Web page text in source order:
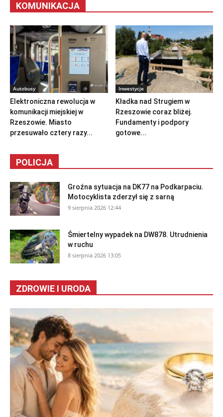
KOMUNIKACJA
Autobusy
Elektroniczna rewolucja w
komunikacji miejskiej w
Rzeszowie. Miasto
przesuwało cztery razy...
Inwestycje
Kładka nad Strugiem w
Rzeszowie coraz bliżej.
Fundamenty i podpory
gotowe...
POLICJA
Groźna sytuacja na DK77 na Podkarpaciu.
Motocyklista zderzył się z sarną
9 sierpnia 2026 12:44
Śmiertelny wypadek na DW878. Utrudnienia
w ruchu
8 sierpnia 2026 13:05
ZDROWIE I URODA